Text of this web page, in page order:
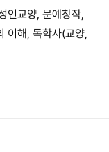
인교양, 문예창작,
이해, 독학사(교양,